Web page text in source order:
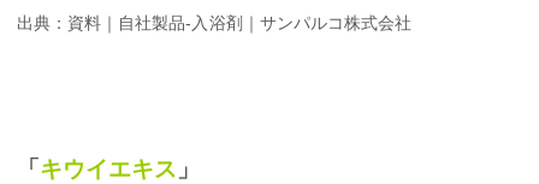
出典：資料｜自社製品-入浴剤｜サンパルコ株式会社
「 キウイエキス 」